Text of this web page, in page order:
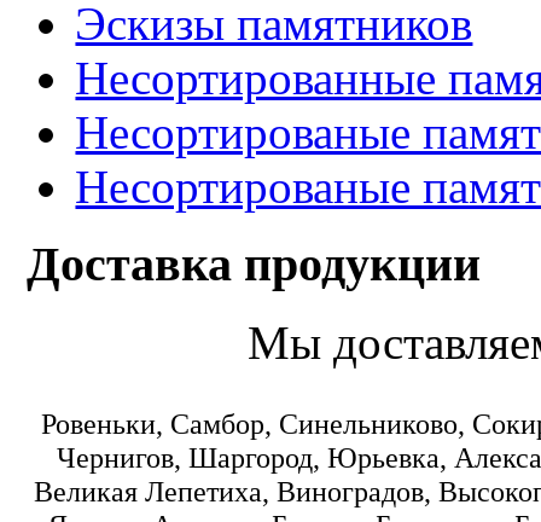
Эскизы памятников
Несортированные
Несортированые
Несортированые
Доставка продукции
Мы
Ровеньки, Самбор, Синельниково,
Чернигов, Шаргород, Юрьевка,
Великая Лепетиха, Виноградов,